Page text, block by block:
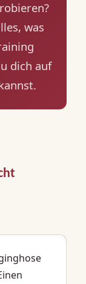
was
dich auf